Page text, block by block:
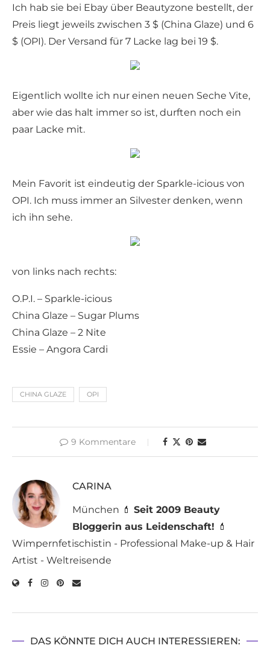
Ich hab sie bei Ebay über Beautyzone bestellt, der
Preis liegt jeweils zwischen 3 $ (China Glaze) und 6
$ (OPI). Der Versand für 7 Lacke lag bei 19 $.
Eigentlich wollte ich nur einen neuen Seche Vite,
aber wie das halt immer so ist, durften noch ein
paar Lacke mit.
Mein Favorit ist eindeutig der Sparkle-icious von
OPI. Ich muss immer an Silvester denken, wenn
ich ihn sehe.
von links nach rechts:
O.P.I. – Sparkle-icious
China Glaze – Sugar Plums
China Glaze – 2 Nite
Essie – Angora Cardi
CHINA GLAZE OPI
9 Kommentare
CARINA
München 💄 Seit 2009 Beauty
Bloggerin aus Leidenschaft! 💄
Wimpernfetischistin - Professional Make-up & Hair
Artist - Weltreisende
DAS KÖNNTE DICH AUCH INTERESSIEREN: